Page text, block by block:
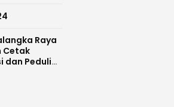
Raya
Cetak
dan Peduli